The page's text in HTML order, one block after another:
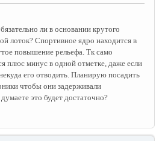
ли в основании крутого
лоток? Спортивное ядро находится в
повышение рельефа. Тк само
плюс минус в одной отметке, даже если
его отводить. Планирую посадить
чтобы они задерживали
это будет достаточно?